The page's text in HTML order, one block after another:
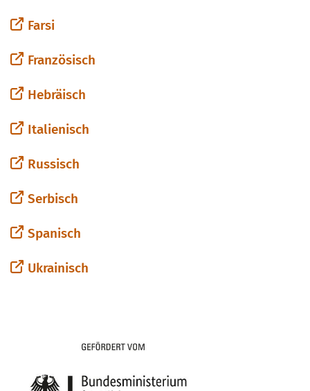
Farsi
Französisch
Hebräisch
Italienisch
Russisch
Serbisch
Spanisch
Ukrainisch